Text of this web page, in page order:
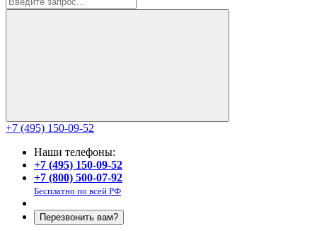
+7 (495) 150-09-52
Наши телефоны:
+7 (495) 150-09-52
+7 (800) 500-07-92
Бесплатно по всей РФ
Перезвонить вам?